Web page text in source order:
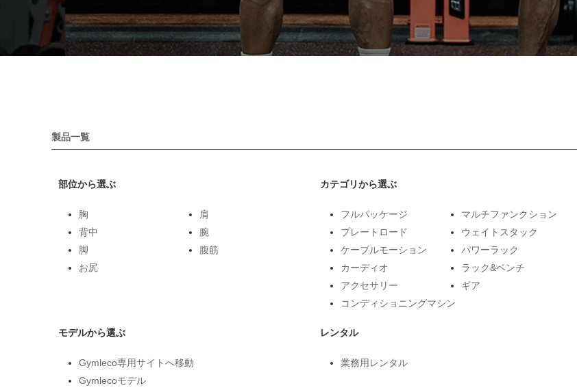
製品一覧
部位から選ぶ
胸
肩
背中
腕
脚
腹筋
お尻
カテゴリから選ぶ
フルパッケージ
マルチファンクション
プレートロード
ウェイトスタック
ケーブルモーション
パワーラック
カーディオ
ラック&ベンチ
アクセサリー
ギア
コンディショニングマシン
モデルから選ぶ
Gymleco専用サイトへ移動
Gymlecoモデル
レンタル
業務用レンタル